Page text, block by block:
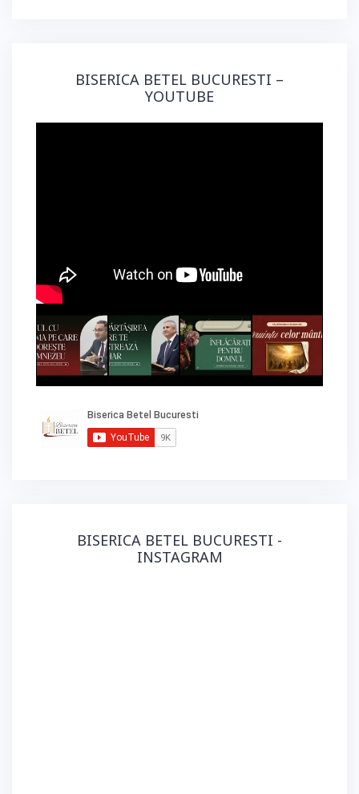
BISERICA BETEL BUCURESTI –
YOUTUBE
BISERICA BETEL BUCURESTI -
INSTAGRAM